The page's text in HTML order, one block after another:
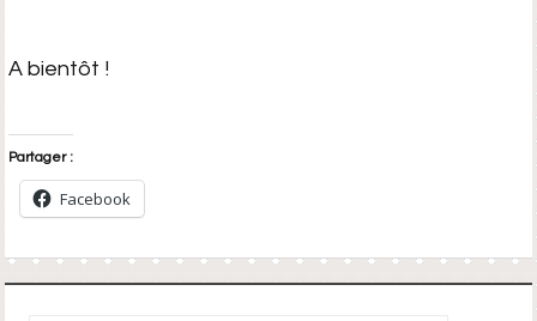
A bientôt !
Partager :
Facebook